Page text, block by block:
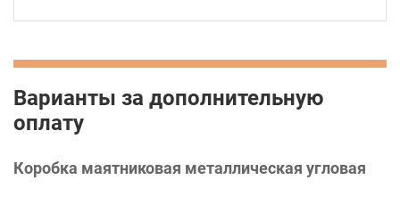
Варианты за дополнительную
оплату
Коробка маятниковая металлическая угловая